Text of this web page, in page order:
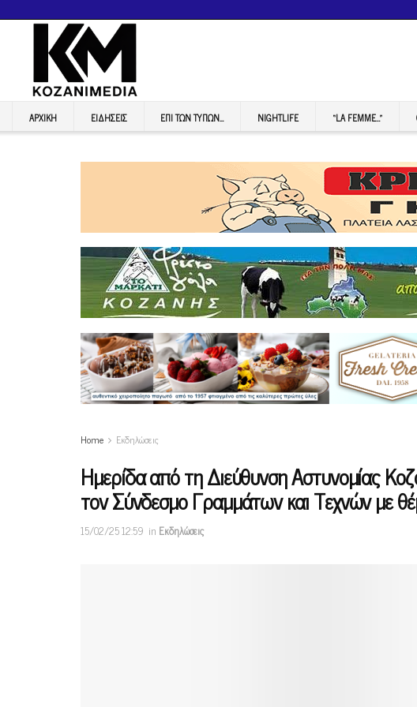
ΑΡΧΙΚΉ ΕΙΔΉΣΕΙΣ ΕΠI ΤΩΝ ΤΥΠΩΝ… NIGHTLIFE “LA FEMME…”
Home Εκδηλώσεις
Ημερίδα από τη Διεύθυνση Αστυνομίας
τον Σύνδεσμο Γραμμάτων και Τεχνών με
15/02/25 12:59 in Εκδηλώσεις